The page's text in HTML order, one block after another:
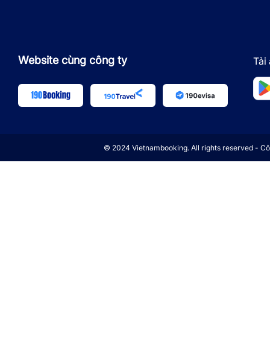
Website cùng công ty Tải
© 2024 Vietnambooking. All rights reserved -